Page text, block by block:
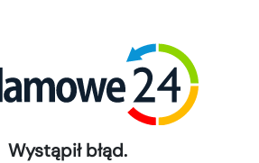
Wystąpił błąd.